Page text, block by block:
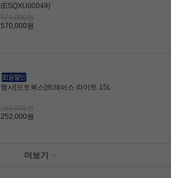
(ESQXU00049)
570,000원
570,000원
행사[오토복스]트래버스 라이트 15L
280,000원
252,000원
더보기